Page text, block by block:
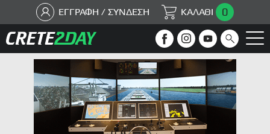
ΕΓΓΡΑΦΗ / ΣΥΝΔΕΣΗ ΚΑΛΑΘΙ 0